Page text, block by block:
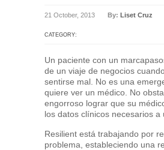
21 October, 2013 By: Liset Cruz
CATEGORY:
Un paciente con un
de un viaje de negocios
sentirse mal. No es una
quiere ver un médico. No
engorroso lograr que su
los datos clínicos necesarios a
Resilient está trabajando por
problema, estableciendo una